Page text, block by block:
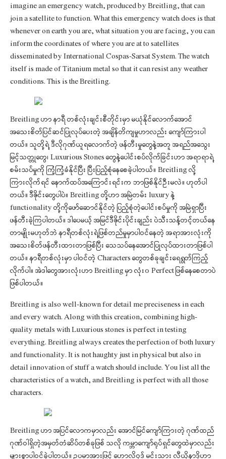
imagine an emergency watch, produced by Breitling, that can
join a satellite to function. What this emergency watch does is that
whenever on earth you are, what situation you are facing, you can
inform the coordinates of where you are at to satellites
disseminated by International Cospas-Sarsat System. The watch
itself is made of Titanium metal so that it can resist any weather
conditions. This is the Breitling.
Breitling ဟာ နာရီ တစ်လုံးချင်းစီတိုင်းမှာ မယုံနိုင်လောက်အောင်
အသေးစိတ်ပြင်ဆင်ပြုလုပ်ပေးတဲ့ အချိန်တိကျမှုဟာလည်း ကျော်ကြားပါ
တယ်။ သူတို့ရဲ့ ဒီလိုဂုဏ်ယူရလောက်တဲ့ ဖန်တီးမှုတွေနဲ့အတူ အရည်အသွေး
မြင့်သတ္တုတွေ၊ Luxurious Stones တွေနဲ့ပေါင်းစပ်လိုက်ခြင်းဟာ အရာရာရဲ့
စမ်းသပ်မှုကို ကြံ့ကြံ့ခံနိုင်ပြီး ပြီးပြည့်စုံနေစေခဲ့ပါတယ်။ Breitling လို့
ကြားလိုက်ရင် နောက်ထပ်အကြောင်းရင်းက ဘာဖြစ်နိုင်ဦးမလဲ။ ဟုတ်ပါ
တယ်။ ဒီဇိုင်းတွေပါပဲ။ Breitling တို့ဟာ အမြဲတမ်း luxury နဲ့
functionality တို့ကိုဖော်ဆောင်နိုင်တဲ့ ပြည့်စုံတဲ့ပေါင်းစပ်မှုကို အမြဲရှာပြီး
ဖန်တီးခဲ့ကြပါတယ်။ ဒါပေမယ့် အမြင်ဒီဇိုင်းပိုင်းချည်း ပဲသီးသန့်တင့်တယ်နေ
တာမျိုးမဟုတ်ဘဲ နာရီတစ်လုံးရဲ့ဖြစ်တည်မှုမှာပါဝင်နေတဲ့ အရာအားလုံးကို
အသေးစိတ်ဖန်တီးထားတာဖြစ်ပြီး သေသပ်နေအောင်ပြုလုပ်ထားတာဖြစ်ပါ
တယ်။ နာရီတစ်လုံးမှာ ပါဝင်တဲ့ Characters တွေတစ်ခုချင်းရေရွတ်ကြည့်
လိုက်ပါ။ အဲဒါတွေအားလုံးဟာ Breitling မှာ လုံး၀ Perfect ဖြစ်နေစေတာပဲ
ဖြစ်ပါတယ်။
Breitling is also well-known for detail me preciseness in each
and every watch. Along with this creation, combining high-
quality metals with Luxurious stones is perfect in testing
everything. Breitling always creates the perfection of both luxury
and functionality. It is not haughty just in physical but also in
detail innovation of stuff a watch should include. You list all the
characteristics of a watch, and Breitling is perfect with all those
characters.
Breitling ဟာ အပြင်လောကမှာလည်း အောင်မြင်ကျော်ကြားတဲ့ ဂုဏ်ထည်
ဂုဏ်ဝါရှိတဲ့အမှတ်တံဆိပ်တစ်ခုဖြစ် သလို ကမ္ဘာကျော်ရုပ်ရှင်တွေထဲမှာလည်း
များစွာပါဝင်ခဲ့ပါတယ်။ ဥပမာအားဖြင့် ဟောလိဝုဒ် မင်းသား လီယိုနာဒိုဟာ